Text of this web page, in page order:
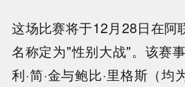
这场比赛将于12月28日在阿
名称定为"性别大战"。该赛
利·简·金与鲍比·里格斯（